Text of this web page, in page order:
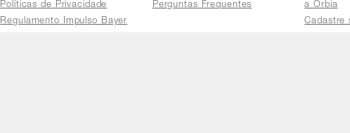
Políticas de Privacidade
Regulamento Impulso Bayer
Perguntas Frequentes
a Orbia
Cadastre